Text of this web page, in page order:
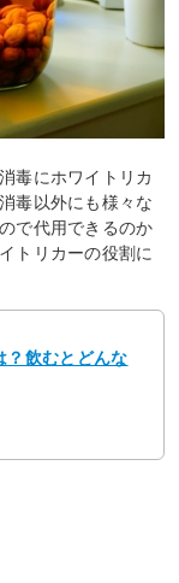
毒にホワイトリカ
毒以外にも様々な
で代用できるのか
トリカーの役割に
？飲むとどんな